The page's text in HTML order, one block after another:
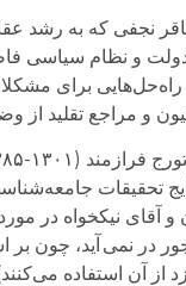
نجفی که به رشد
و نظام سیاسی
برای
تحقیقات
و آقاى نیکخواه در
در نمى آید، چون